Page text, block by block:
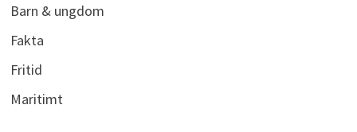
Barn & ungdom
Fakta
Fritid
Maritimt